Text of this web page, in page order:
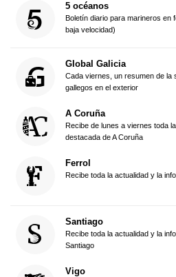
5 océanos
Boletín diario para marineros en
baja velocidad)
Global Galicia
Cada viernes, un resumen de la
gallegos en el exterior
A Coruña
Recibe de lunes a viernes toda
destacada de A Coruña
Ferrol
Recibe toda la actualidad y la
Santiago
Recibe toda la actualidad y la
Santiago
Vigo